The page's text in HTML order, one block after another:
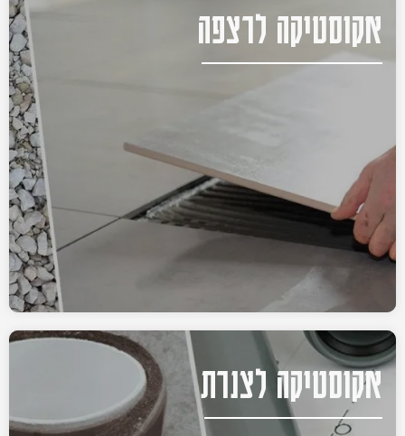
אקוסטיקה לרצפה
אקוסטיקה לצנרת